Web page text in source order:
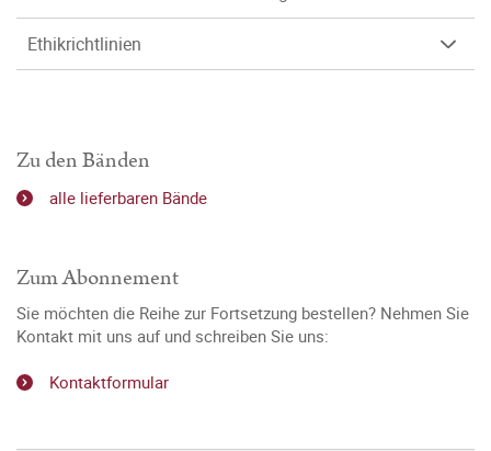
Ethikrichtlinien
Zu den Bänden
alle lieferbaren Bände
Zum Abonnement
Sie möchten die Reihe zur Fortsetzung bestellen? Nehmen Sie
Kontakt mit uns auf und schreiben Sie uns:
Kontaktformular